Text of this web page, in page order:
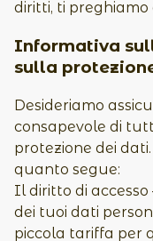
diritti, ti
Informativa
sulla
Desideriamo
consapevole di
protezione dei
quanto segue:
Il diritto di accesso
dei tuoi dati
piccola tariffa per